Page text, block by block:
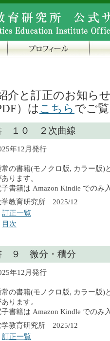
介と訂正のお知ら
）は こちら でご
１０ ２次曲線
年12月発行
常の書籍(モノクロ版, カラー版)
ります。
子書籍は Amazon Kindle でのみ
学教育研究所 2025/12
訂正一覧
目次
９ 微分・積分
年12月発行
常の書籍(モノクロ版, カラー版)
ります。
子書籍は Amazon Kindle でのみ
学教育研究所 2025/12
訂正一覧